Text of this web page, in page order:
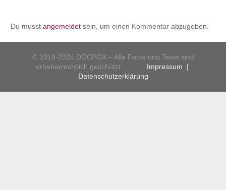
Du musst angemeldet sein, um einen Kommentar abzugeben.
© 2016-2024 DOCPOX – Alle Fotos und Texte sind
urheberrechtlich geschützt
Impressum |
Datenschutzerklärung